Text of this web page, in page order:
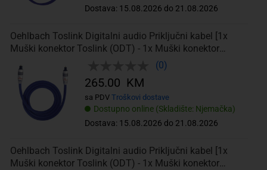
Dostava: 15.08.2026 do 21.08.2026
Oehlbach Toslink Digitalni audio Priključni kabel [1x
Muški konektor Toslink (ODT) - 1x Muški konektor
(0)
Dostupno online (Skladište: Njemačka)
Dostava: 15.08.2026 do 21.08.2026
265.00 KM
sa PDV Troškovi dostave
Oehlbach Toslink Digitalni audio Priključni kabel [1x
Muški konektor Toslink (ODT) - 1x Muški konektor